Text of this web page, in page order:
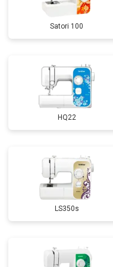
Satori 100
HQ22
LS350s